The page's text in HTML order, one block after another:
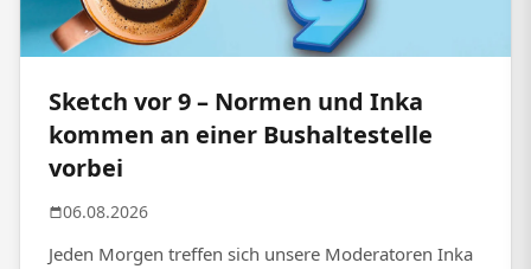
Sketch vor 9 – Normen und Inka
kommen an einer Bushaltestelle
vorbei
06.08.2026
Jeden Morgen treffen sich unsere Moderatoren Inka